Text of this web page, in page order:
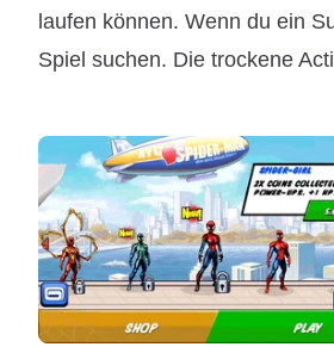
laufen können. Wenn du ein
Spiel suchen. Die trockene